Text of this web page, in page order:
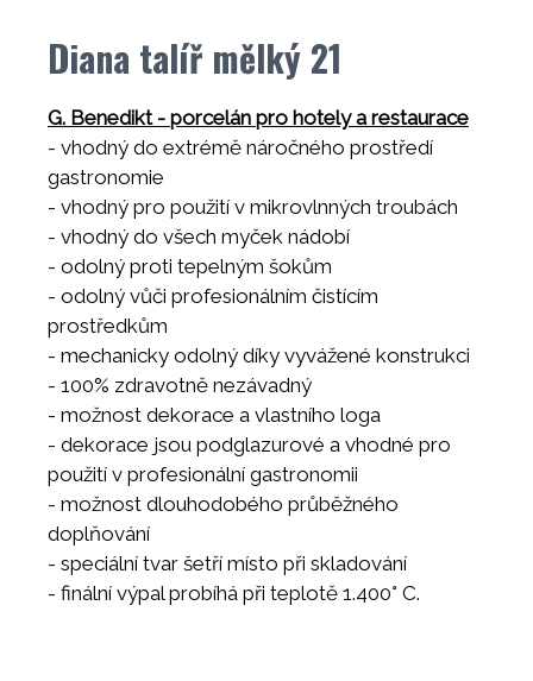
Diana talíř mělký 21
G. Benedikt - porcelán pro hotely a restaurace
- vhodný do extrémě náročného prostředí
gastronomie
- vhodný pro použití v mikrovlnných troubách
- vhodný do všech myček nádobí
- odolný proti tepelným šokům
- odolný vůči profesionálním čistícím
prostředkům
- mechanicky odolný díky vyvážené konstrukci
- 100% zdravotně nezávadný
- možnost dekorace a vlastního loga
- dekorace jsou podglazurové a vhodné pro
použití v profesionální gastronomii
- možnost dlouhodobého průběžného
doplňování
- speciální tvar šetří místo při skladování
- finální výpal probíhá při teplotě 1.400° C.